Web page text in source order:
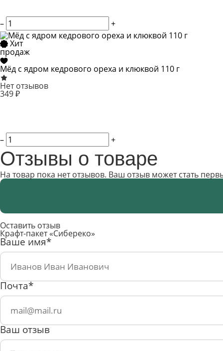
–
+
Хит
продаж
Мёд с ядром кедрового ореха и клюквой 110 г
Нет отзывов
349 ₽
– +
Отзывы о товаре
На товар пока нет отзывов. Ваш отзыв может стать
Оставить отзыв
Крафт-пакет «Сибереко»
Ваше имя*
Почта*
Ваш отзыв